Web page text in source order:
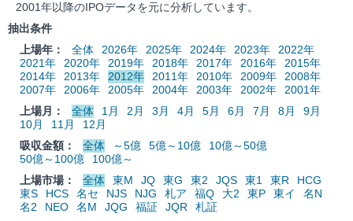
2001年以降のIPOデータを元に分析しています。
抽出条件
上場年：
全体 2026年 2025年 2024年 2023年
2022年
2021年
2020年 2019年 2018年 2017年 2016年
2015年
2014年
2013年 2012年 2011年 2010年 2009年
2008年
2007年
2006年 2005年 2004年 2003年 2002年
2001年
上場月：
全体 1月 2月 3月 4月 5月 6月 7月 8月
9月
10月
11月
12月
吸収金額：
全体 ～5億 5億～10億
10億～50億
50億～100億
100億～
上場市場：
全体 東M JQ 東G 東2 JQS 東1 東R
HCG
東S
HCS 名セ NJS NJG 札ア 福Q 大2 東P 東イ
名N
名2
NEO 名M JQG 福証 JQR
札証